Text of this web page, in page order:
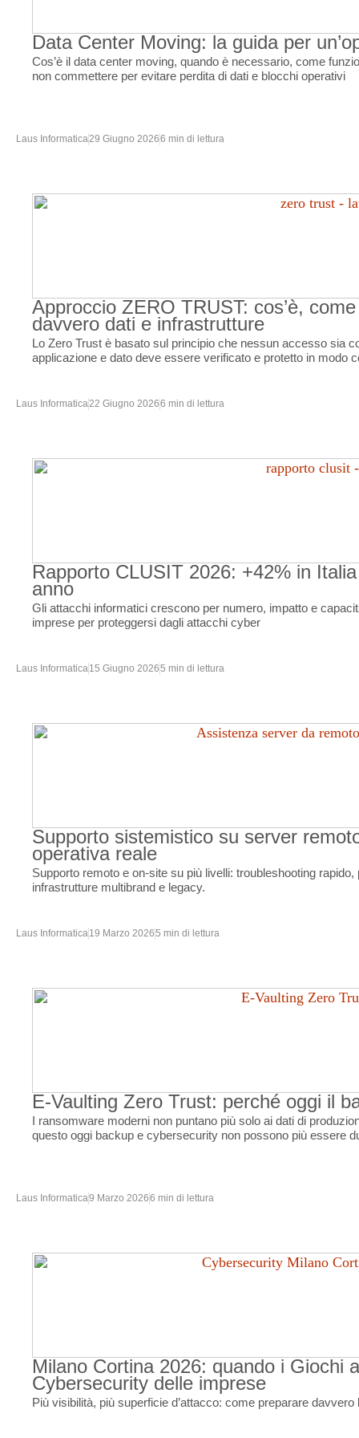
Data Center Moving: la guida per
Cos’è il data center moving, quando è necessario, come
non commettere per evitare perdita di dati e blocchi operativi
Laus Informatica29 Giugno 20266 min di lettura
Approccio ZERO TRUST: cos’è,
davvero dati e infrastrutture
Lo Zero Trust è basato sul principio che nessun accesso sia
applicazione e dato deve essere verificato e protetto in modo
Laus Informatica22 Giugno 20266 min di lettura
Rapporto CLUSIT 2026: +42% in
anno
Gli attacchi informatici crescono per numero, impatto e
imprese per proteggersi dagli attacchi cyber
Laus Informatica15 Giugno 20265 min di lettura
Supporto sistemistico su server
operativa reale
Supporto remoto e on-site su più livelli: troubleshooting
infrastrutture multibrand e legacy.
Laus Informatica19 Marzo 20265 min di lettura
E-Vaulting Zero Trust: perché oggi il
I ransomware moderni non puntano più solo ai dati di
questo oggi backup e cybersecurity non possono più essere
Laus Informatica9 Marzo 20266 min di lettura
Milano Cortina 2026: quando i Giochi
Cybersecurity delle imprese
Più visibilità, più superficie d’attacco: come preparare